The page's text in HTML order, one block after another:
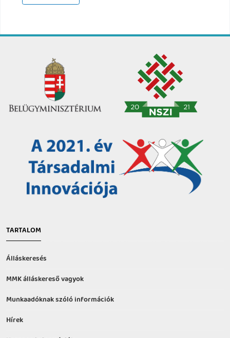
TARTALOM
Álláskeresés
MMK álláskereső vagyok
Munkaadóknak szóló információk
Hírek